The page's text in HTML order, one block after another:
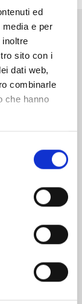
ed
e per
sito con i
dati web,
combinarle
che hanno